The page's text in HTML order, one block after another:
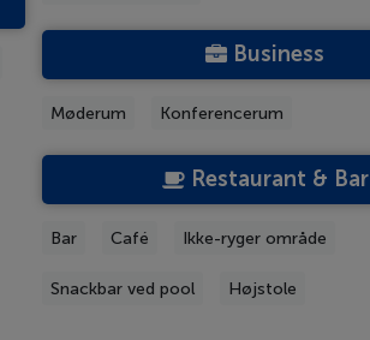
Business
Møderum Konferencerum
Restaurant & Bar
Bar Café Ikke-ryger område
Snackbar ved pool Højstole